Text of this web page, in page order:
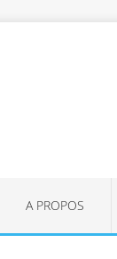
A PROPOS